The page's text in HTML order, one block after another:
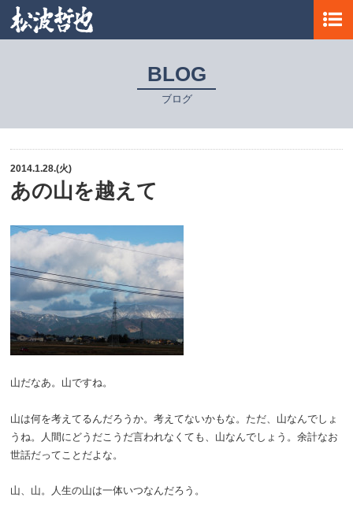
BLOG
ブログ
2014.1.28.(火)
あの山を越えて
山だなあ。山ですね。
山は何を考えてるんだろうか。考えてないかもな。ただ、山なんでしょ
うね。人間にどうだこうだ言われなくても、山なんでしょう。余計なお
世話だってことだよな。
山、山。人生の山は一体いつなんだろう。